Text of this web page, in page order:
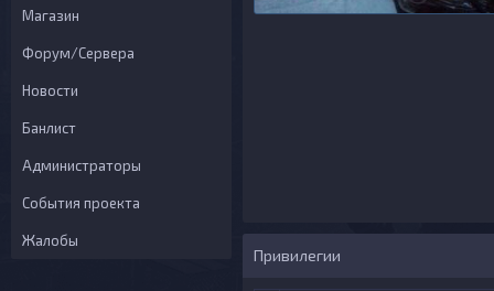
Магазин
Форум/Сервера
Новости
Банлист
Администраторы
События проекта
Жалобы
Привилегии